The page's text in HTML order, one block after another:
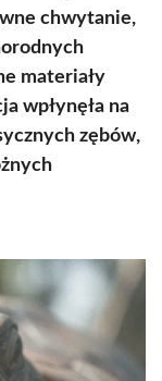
chwytanie,
materiały
wpłynęła na
zębów,